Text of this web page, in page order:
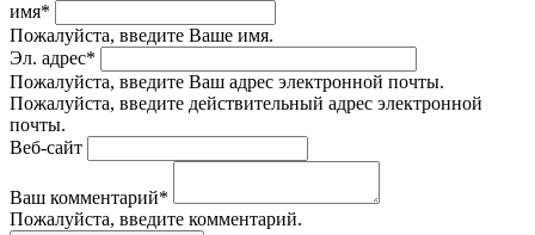
имя*
Пожалуйста, введите Ваше имя.
Эл. адрес*
Пожалуйста, введите Ваш адрес электронной почты.
Пожалуйста, введите действительный адрес электронной
почты.
Веб-сайт
Ваш комментарий*
Пожалуйста, введите комментарий.